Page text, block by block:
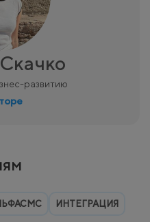
развитию
ИНТЕГРАЦИЯ